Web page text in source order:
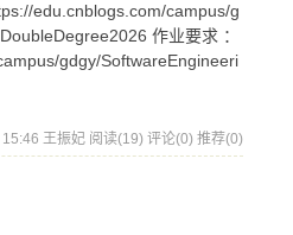
edu.cnblogs.com/campus/g
作业要求 ：
gdgy/SoftwareEngineeri
王振妃 阅读(19) 评论(0) 推荐(0)